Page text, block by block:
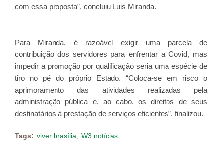
com essa proposta”, concluiu Luis Miranda.
Para Miranda, é razoável exigir uma parcela de
contribuição dos servidores para enfrentar a Covid, mas
impedir a promoção por qualificação seria uma espécie de
tiro no pé do próprio Estado. “Coloca-se em risco o
aprimoramento das atividades realizadas pela
administração pública e, ao cabo, os direitos de seus
destinatários à prestação de serviços eficientes”, finalizou.
Tags: viver brasília W3 notícias